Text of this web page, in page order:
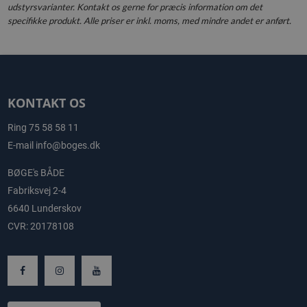
udstyrsvarianter. Kontakt os gerne for præcis information om det
specifikke produkt. Alle priser er inkl. moms, med mindre andet er anført.
KONTAKT OS
Ring 75 58 58 11
E-mail info@boges.dk
BØGE's BÅDE
Fabriksvej 2-4
6640 Lunderskov
CVR: 20178108